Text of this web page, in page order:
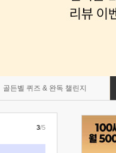
골든벨 퀴즈 & 완독 챌린지
3/5